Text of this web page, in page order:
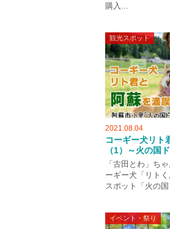
購入...
観光スポット
2021.08.04
コーギー犬リト
（1）～火の国
「古田とわ」ち
ーギー犬「リト
スポット「火の
イベント・祭り